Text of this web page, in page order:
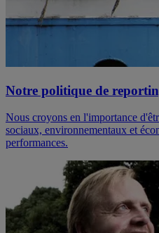
Notre politique de
Nous croyons en l'importance
sociaux, environnementaux et
performances.